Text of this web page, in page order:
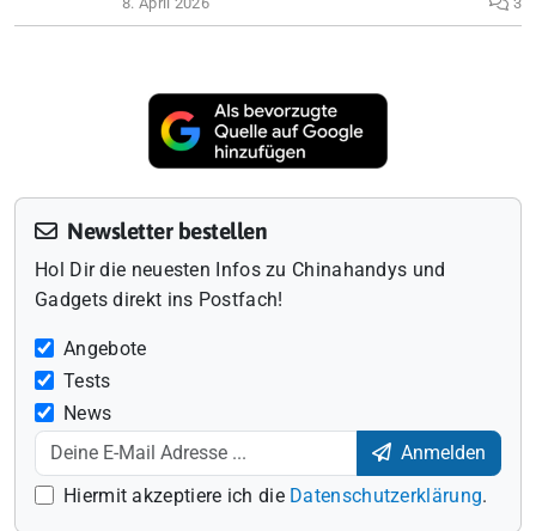
Newsletter bestellen
Hol Dir die neuesten Infos zu Chinahandys und
Gadgets direkt ins Postfach!
Angebote
Tests
News
Anmelden
Hiermit akzeptiere ich die Datenschutzerklärung.